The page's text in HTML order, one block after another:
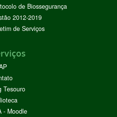
de Biossegurança
2012-2019
de Serviços
Tesouro
- Moodle